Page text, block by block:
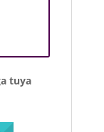
tuya